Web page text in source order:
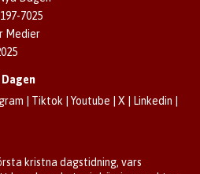
7025
Medier
| Tiktok |Youtube |X | Linkedin |
kristna dagstidning, vars